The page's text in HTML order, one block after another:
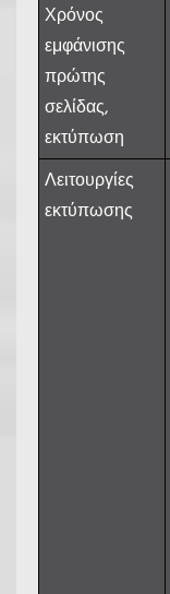
Χρόνος
εμφάνισης
πρώτης
σελίδας,
εκτύπωση
Λειτουργίες
εκτύπωσης